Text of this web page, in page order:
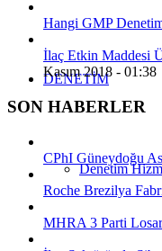
DENETİM
Denetim
Hangi GMP
İlaç Etkin Maddesi
Kasım 2018 - 01:38
SON HABERLER
CPhI Güneydoğu
Roche Brezilya
MHRA 3 Parti